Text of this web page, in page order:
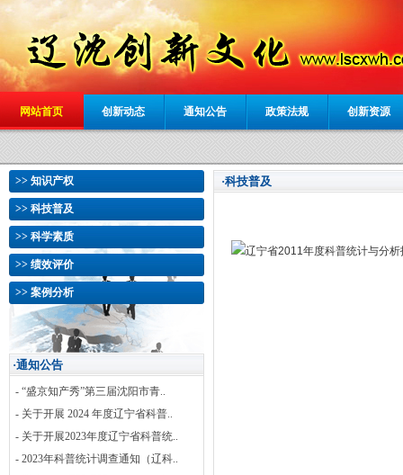
网站首页 创新动态 通知公告 政策法规 创新资源
>> 知识产权
>> 科技普及
>> 科学素质
>> 绩效评价
>> 案例分析
·通知公告
- “盛京知产秀”第三届沈阳市青..
- 关于开展 2024 年度辽宁省科普..
- 关于开展2023年度辽宁省科普统..
- 2023年科普统计调查通知（辽科..
·科技普及
辽宁省2011年度科普统计与分析